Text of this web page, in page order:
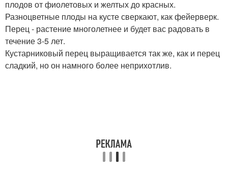
плодов от фиолетовых и желтых до красных.
Разноцветные плоды на кусте сверкают, как фейерверк.
Перец - растение многолетнее и будет вас радовать в
течение 3-5 лет.
Кустарниковый перец выращивается так же, как и перец
сладкий, но он намного более неприхотлив.